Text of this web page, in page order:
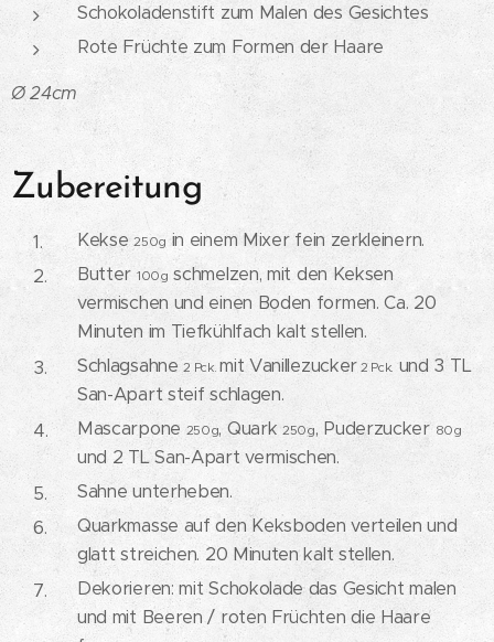
Schokoladenstift zum Malen des Gesichtes
Rote Früchte zum Formen der Haare
Ø 24cm
Zubereitung
Kekse250g in einem Mixer fein zerkleinern.
Butter 100g schmelzen, mit den Keksen
vermischen und einen Boden formen. Ca. 20
Minuten im Tiefkühlfach kalt stellen.
Schlagsahne2 Pck. mit Vanillezucker 2 Pck. und 3 TL
San-Apart steif schlagen.
Mascarpone 250g, Quark250g, Puderzucker 80g
und 2 TL San-Apart vermischen.
Sahne unterheben.
Quarkmasse auf den Keksboden verteilen und
glatt streichen. 20 Minuten kalt stellen.
Dekorieren: mit Schokolade das Gesicht malen
und mit Beeren / roten Früchten die Haare